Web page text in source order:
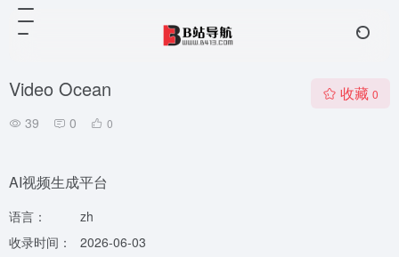
Video Ocean
39 0 0
收藏 0
AI视频生成平台
语言：
zh
收录时间：
2026-06-03